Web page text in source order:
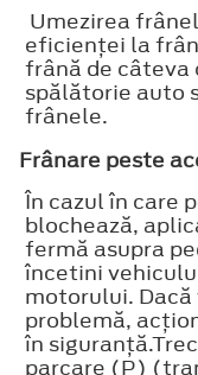
Umezirea
eficienţei la
frână de câteva
spălătorie auto
frânele.
Frânare peste
În cazul în care
blochează,
fermă asupra
încetini
motorului.
problemă,
în
parcare (P)